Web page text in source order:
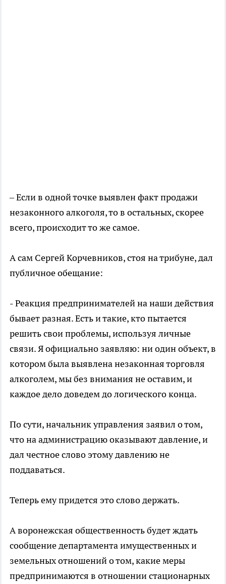
– Если в одной точке выявлен факт продажи
незаконного алкоголя, то в остальных, скорее
всего, происходит то же самое.
А сам Сергей Корчевников, стоя на трибуне, дал
публичное обещание:
- Реакция предпринимателей на наши действия
бывает разная. Есть и такие, кто пытается
решить свои проблемы, используя личные
связи. Я официально заявляю: ни один объект, в
котором была выявлена незаконная торговля
алкоголем, мы без внимания не оставим, и
каждое дело доведем до логического конца.
По сути, начальник управления заявил о том,
что на администрацию оказывают давление, и
дал честное слово этому давлению не
поддаваться.
Теперь ему придется это слово держать.
А воронежская общественность будет ждать
сообщение департамента имущественных и
земельных отношений о том, какие меры
предпринимаются в отношении стационарных